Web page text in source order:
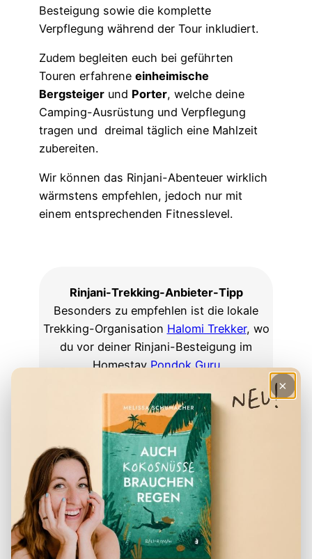
Besteigung sowie die komplette
Verpflegung während der Tour inkludiert.
Zudem begleiten euch bei geführten
Touren erfahrene einheimische
Bergsteiger und Porter, welche deine
Camping-Ausrüstung und Verpflegung
tragen und dreimal täglich eine Mahlzeit
zubereiten.
Wir können das Rinjani-Abenteuer wirklich
wärmstens empfehlen, jedoch nur mit
einem entsprechenden Fitnesslevel.
Rinjani-Trekking-Anbieter-Tipp
Besonders zu empfehlen ist die lokale
Trekking-Organisation Halomi Trekker, wo
du vor deiner Rinjani-Besteigung im
HomestayPondok Guru
für deine Trekking-Tour mit
Holomni-Trekker, wenn duIndojunkie
deiner Buchung angibst.
Lesetipp
Rinjani Vulkan Lombok: Tipps für deine
×